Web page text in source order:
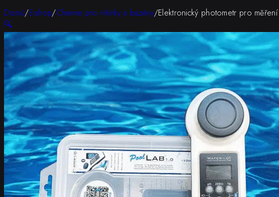
Domů/E-shop/Chemie pro vířivky a bazény/Elektronický photometr pro
🔍